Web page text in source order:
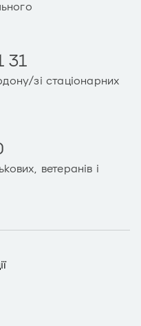
31
зі стаціонарних
ветеранів і